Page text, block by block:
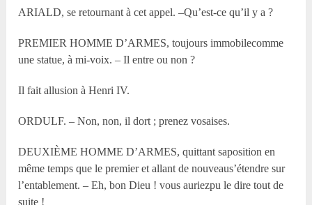
ARIALD, se retournant à cet appel. –Qu’est-ce qu’il y a ?
PREMIER HOMME D’ARMES, toujours immobilecomme
une statue, à mi-voix. – Il entre ou non ?
Il fait allusion à Henri IV.
ORDULF. – Non, non, il dort ; prenez vosaises.
DEUXIÈME HOMME D’ARMES, quittant saposition en
même temps que le premier et allant de nouveaus’étendre sur
l’entablement. – Eh, bon Dieu ! vous auriezpu le dire tout de
suite !